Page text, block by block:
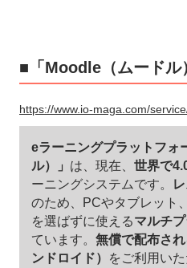
■「Moodle（ムードル
https://www.io-maga.com/
eラーニングプラットフォ
ル）」 は、現在、 世界で
ーニングシステムです。
のため、PCやタブレット
を選ばずに使えるマルチ
ています。 無償で配布さ
ンドロイド）
をご利用い